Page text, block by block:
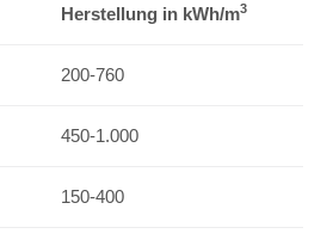
Herstellung in kWh/m3
200-760
450-1.000
150-400